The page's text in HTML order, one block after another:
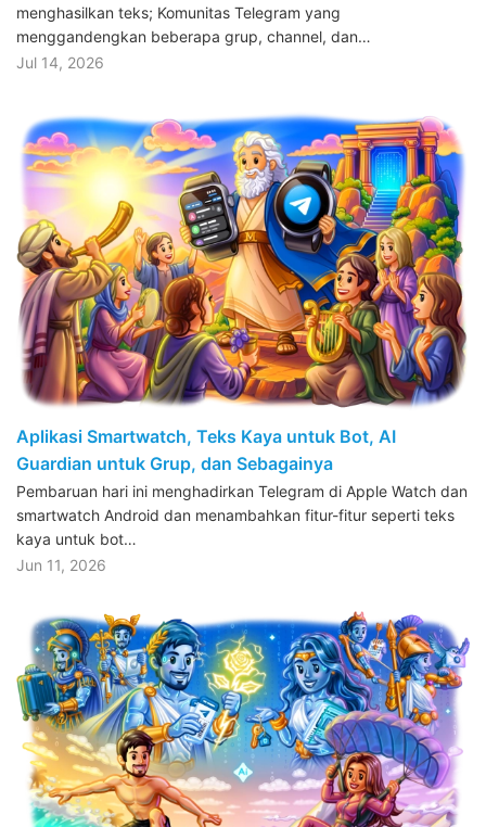
menghasilkan teks; Komunitas Telegram yang
menggandengkan beberapa grup, channel, dan…
Jul 14, 2026
Aplikasi Smartwatch, Teks Kaya untuk Bot, AI
Guardian untuk Grup, dan Sebagainya
Pembaruan hari ini menghadirkan Telegram di Apple Watch dan
smartwatch Android dan menambahkan fitur-fitur seperti teks
kaya untuk bot…
Jun 11, 2026